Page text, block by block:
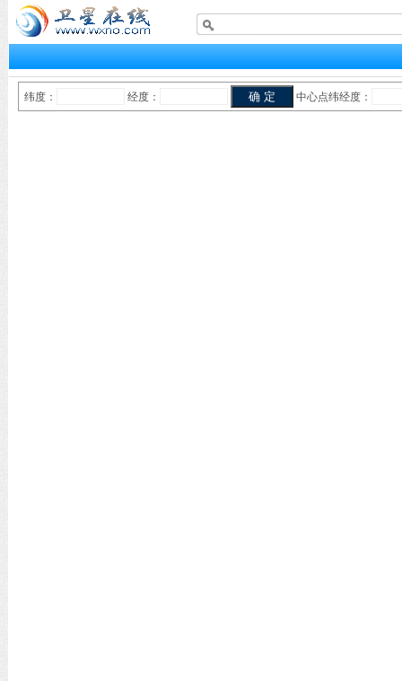
纬度： 经度： 中心点纬经度：